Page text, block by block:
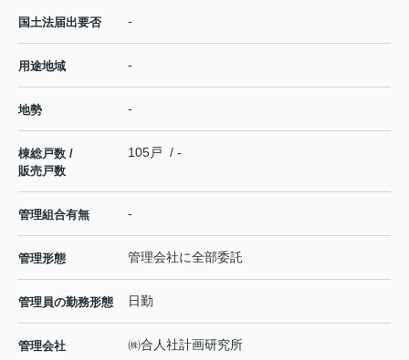
国土法届出要否 -
用途地域 -
地勢 -
棟総戸数 /
販売戸数
105戸 / -
管理組合有無 -
管理形態 管理会社に全部委託
管理員の勤務形態 日勤
管理会社 ㈱合人社計画研究所